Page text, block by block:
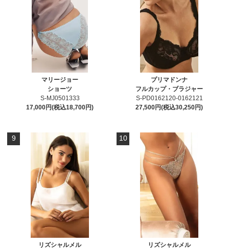
マリージョー
ショーツ
S-MJ0501333
17,000円(税込18,700円)
プリマドンナ
フルカップ・ブラジャー
S-PD0162120-0162121
27,500円(税込30,250円)
9
リズシャルメル
10
リズシャルメル